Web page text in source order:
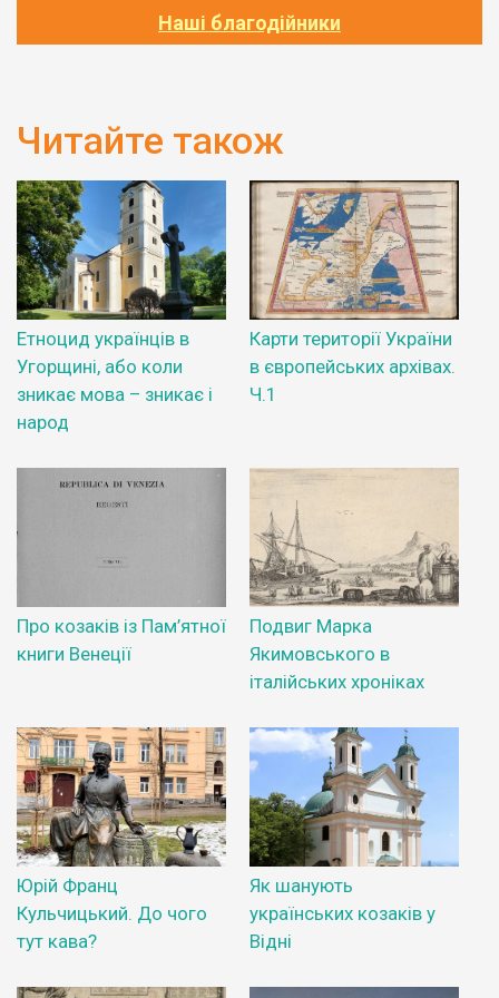
Наші благодійники
Читайте також
Етноцид українців в
Угорщині, або коли
зникає мова – зникає і
народ
Карти території України
в європейських архівах.
Ч.1
Про козаків із Пам’ятної
книги Венеції
Подвиг Марка
Якимовського в
італійських хроніках
Юрій Франц
Кульчицький. До чого
тут кава?
Як шанують
українських козаків у
Відні